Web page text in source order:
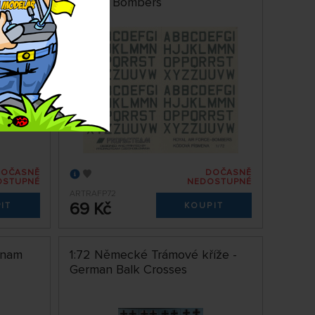
ARTRAFP72
69 Kč
DOČASNĚ
NEDOSTUPNÉ
KOUPIT
1:72 Německé Trámové kříže -
German Balk Crosses